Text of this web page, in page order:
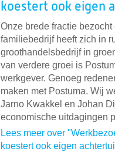
koestert ook eigen
Onze brede fractie
familiebedrijf heeft zich in
groothandelsbedrijf in
van verdere groei is
werkgever. Genoeg
maken met Postuma. Wij
Jarno Kwakkel en Johan
economische uitdagingen
Lees meer over
koestert ook eigen